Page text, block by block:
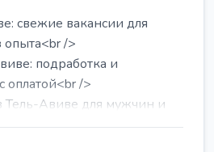
свежие вакансии для
опыта<br />
подработка и
оплатой<br />
Тель-Авиве для мужчин и